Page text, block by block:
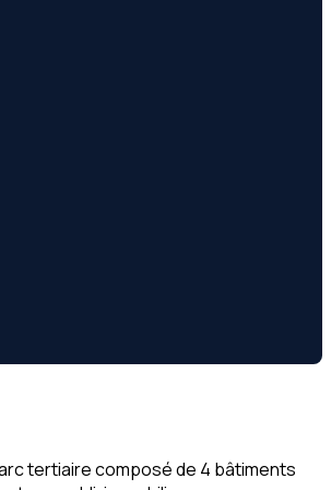
tertiaire composé de 4 bâtiments